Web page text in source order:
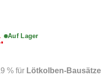
Auf Lager
% für Lötkolben-Bausätze